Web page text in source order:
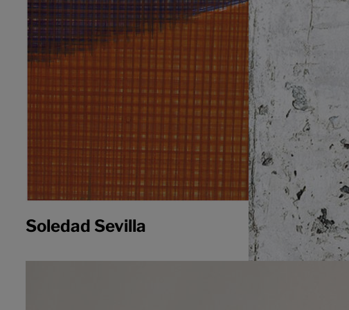
Soledad Sevilla